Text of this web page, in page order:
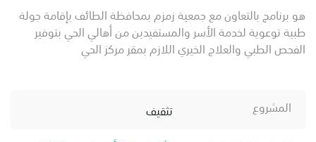
هو برنامج بالتعاون مع جمعية زمزم بمحافظة الطائف بإقامة جولة
طبية توعوية لخدمة الأسر والمستفيدين من أهالي الحي بتوفير
الفحص الطبي والعلاج الخيري اللازم بمقر مركز الحي
المشروع
تثقيف